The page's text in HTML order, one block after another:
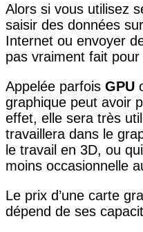
Alors si vous utilisez
saisir des données
Internet ou envoyer
pas vraiment fait pour
Appelée parfois GPU
graphique peut avoir
effet, elle sera très
travaillera dans le
le travail en 3D, ou
moins occasionnelle
Le prix d’une carte
dépend de ses